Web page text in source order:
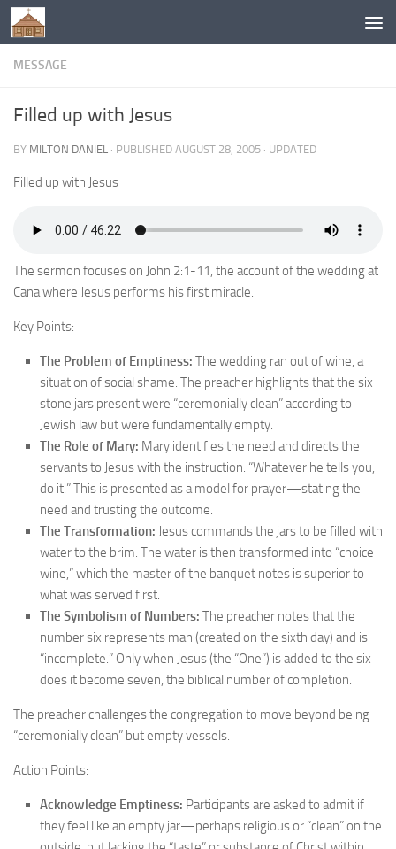
Below content
MESSAGE
Filled up with Jesus
BY MILTON DANIEL · PUBLISHED AUGUST 28, 2005 · UPDATED
Filled up with Jesus
The sermon focuses on John 2:1-11, the account of the wedding at
Cana where Jesus performs his first miracle.
Key Points:
The Problem of Emptiness: The wedding ran out of wine, a
situation of social shame. The preacher highlights that the six
stone jars present were “ceremonially clean” according to
Jewish law but were fundamentally empty.
The Role of Mary: Mary identifies the need and directs the
servants to Jesus with the instruction: “Whatever he tells you,
do it.” This is presented as a model for prayer—stating the
need and trusting the outcome.
The Transformation: Jesus commands the jars to be filled with
water to the brim. The water is then transformed into “choice
wine,” which the master of the banquet notes is superior to
what was served first.
The Symbolism of Numbers: The preacher notes that the
number six represents man (created on the sixth day) and is
“incomplete.” Only when Jesus (the “One”) is added to the six
does it become seven, the biblical number of completion.
The preacher challenges the congregation to move beyond being
“ceremonially clean” but empty vessels.
Action Points:
Acknowledge Emptiness: Participants are asked to admit if
they feel like an empty jar—perhaps religious or “clean” on the